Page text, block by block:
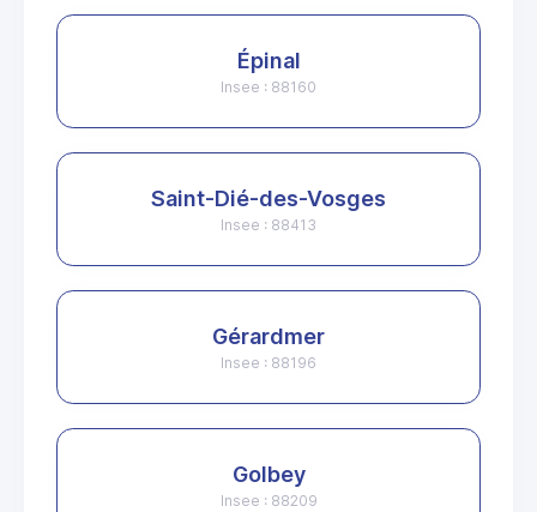
Épinal
Insee : 88160
Saint-Dié-des-Vosges
Insee : 88413
Gérardmer
Insee : 88196
Golbey
Insee : 88209